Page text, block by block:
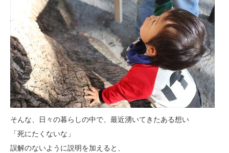
そんな、日々の暮らしの中で、最近湧いてきたある想い
「死にたくないな」
誤解のないように説明を加えると、